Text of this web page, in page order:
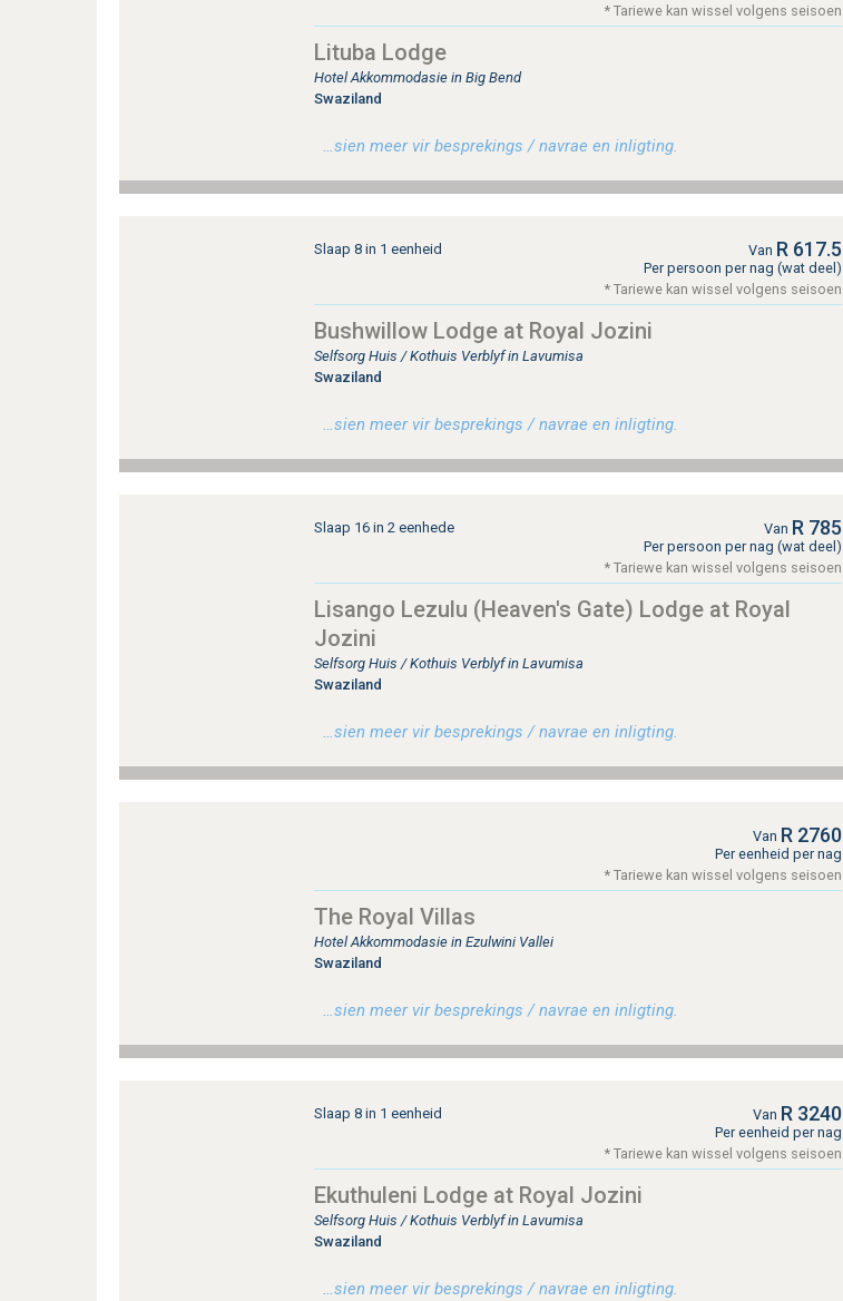
* Tariewe kan wissel volgens seisoen
Lituba Lodge
Hotel Akkommodasie in Big Bend
Swaziland
…sien meer vir besprekings / navrae en inligting.
Slaap 8 in 1 eenheid Van R 617.5
Per persoon per nag (wat deel)
* Tariewe kan wissel volgens seisoen
Bushwillow Lodge at Royal Jozini
Selfsorg Huis / Kothuis Verblyf in Lavumisa
Swaziland
…sien meer vir besprekings / navrae en inligting.
Slaap 16 in 2 eenhede Van R 785
Per persoon per nag (wat deel)
* Tariewe kan wissel volgens seisoen
Lisango Lezulu (Heaven's Gate) Lodge at Royal
Jozini
Selfsorg Huis / Kothuis Verblyf in Lavumisa
Swaziland
…sien meer vir besprekings / navrae en inligting.
Van R 2760
Per eenheid per nag
* Tariewe kan wissel volgens seisoen
The Royal Villas
Hotel Akkommodasie in Ezulwini Vallei
Swaziland
…sien meer vir besprekings / navrae en inligting.
Slaap 8 in 1 eenheid Van R 3240
Per eenheid per nag
* Tariewe kan wissel volgens seisoen
Ekuthuleni Lodge at Royal Jozini
Selfsorg Huis / Kothuis Verblyf in Lavumisa
Swaziland
…sien meer vir besprekings / navrae en inligting.